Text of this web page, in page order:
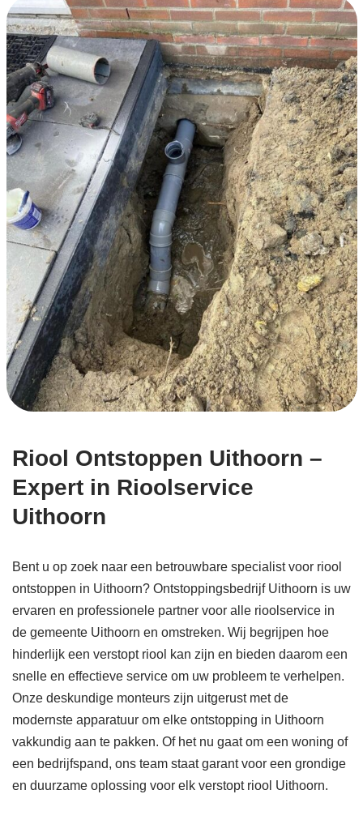
Riool Ontstoppen Uithoorn –
Expert in Rioolservice
Uithoorn
Bent u op zoek naar een betrouwbare specialist voor riool
ontstoppen in Uithoorn? Ontstoppingsbedrijf Uithoorn is uw
ervaren en professionele partner voor alle rioolservice in
de gemeente Uithoorn en omstreken. Wij begrijpen hoe
hinderlijk een verstopt riool kan zijn en bieden daarom een
snelle en effectieve service om uw probleem te verhelpen.
Onze deskundige monteurs zijn uitgerust met de
modernste apparatuur om elke ontstopping in Uithoorn
vakkundig aan te pakken. Of het nu gaat om een woning of
een bedrijfspand, ons team staat garant voor een grondige
en duurzame oplossing voor elk verstopt riool Uithoorn.